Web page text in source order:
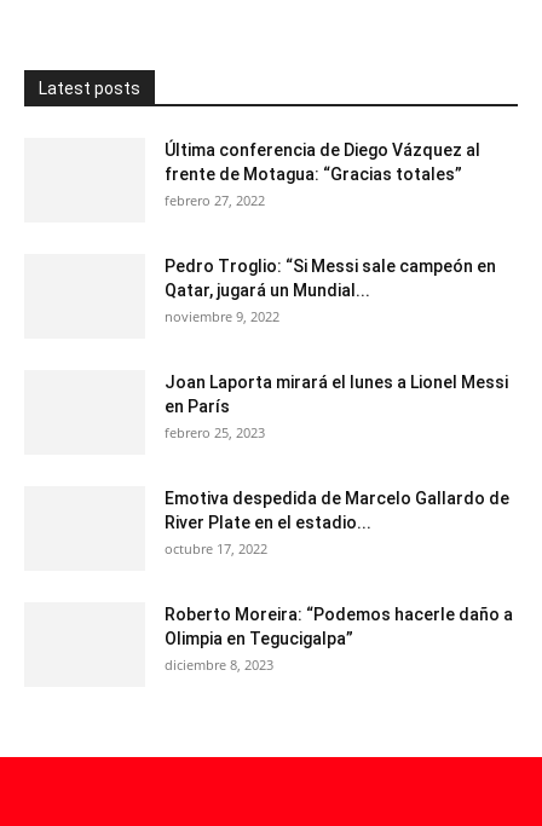
Latest posts
Última conferencia de Diego Vázquez al
frente de Motagua: “Gracias totales”
febrero 27, 2022
Pedro Troglio: “Si Messi sale campeón en
Qatar, jugará un Mundial...
noviembre 9, 2022
Joan Laporta mirará el lunes a Lionel Messi
en París
febrero 25, 2023
Emotiva despedida de Marcelo Gallardo de
River Plate en el estadio...
octubre 17, 2022
Roberto Moreira: “Podemos hacerle daño a
Olimpia en Tegucigalpa”
diciembre 8, 2023